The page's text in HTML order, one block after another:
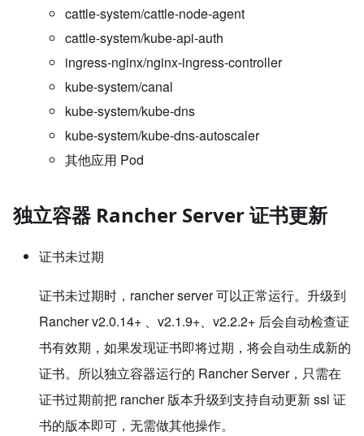
cattle-system/cattle-node-agent
cattle-system/kube-api-auth
ingress-nginx/nginx-ingress-controller
kube-system/canal
kube-system/kube-dns
kube-system/kube-dns-autoscaler
其他应用 Pod
独立容器 Rancher Server 证书更新
证书未过期
证书未过期时，rancher server 可以正常运行。升级到
Rancher v2.0.14+ 、v2.1.9+、v2.2.2+ 后会自动检查证
书有效期，如果发现证书即将过期，将会自动生成新的
证书。所以独立容器运行的 Rancher Server，只需在
证书过期前把 rancher 版本升级到支持自动更新 ssl 证
书的版本即可，无需做其他操作。